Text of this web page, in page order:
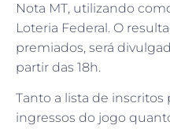
Nota MT, utilizando
Loteria Federal. O
premiados, será
partir das 18h.
Tanto a lista de inscritos
ingressos do jogo